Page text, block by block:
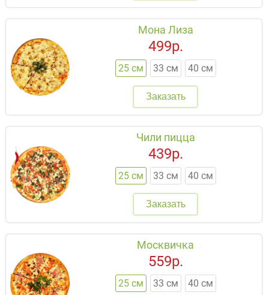
Мона Лиза
25 см 33 см 40 см
499р.
Заказать
Чили пицца
25 см 33 см 40 см
439р.
Заказать
Москвичка
25 см 33 см 40 см
559р.